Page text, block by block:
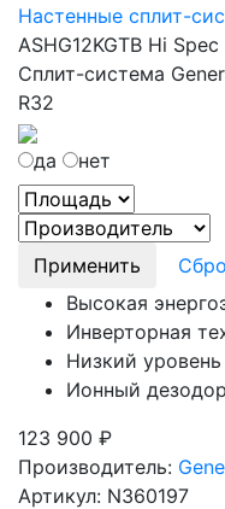
Настенные сплит-
ASHG12KGTB Hi
Сплит-система
R32
да нет
Применить
Высокая
Инверторная
Низкий
Ионный
123 900 ₽
Производитель:
Артикул: N360197